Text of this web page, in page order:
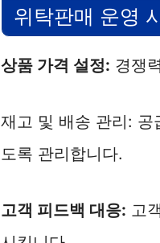
위탁판매 운영
상품 가격 설정: 경쟁
재고 및 배송 관리: 공
도록 관리합니다.
고객 피드백 대응: 고